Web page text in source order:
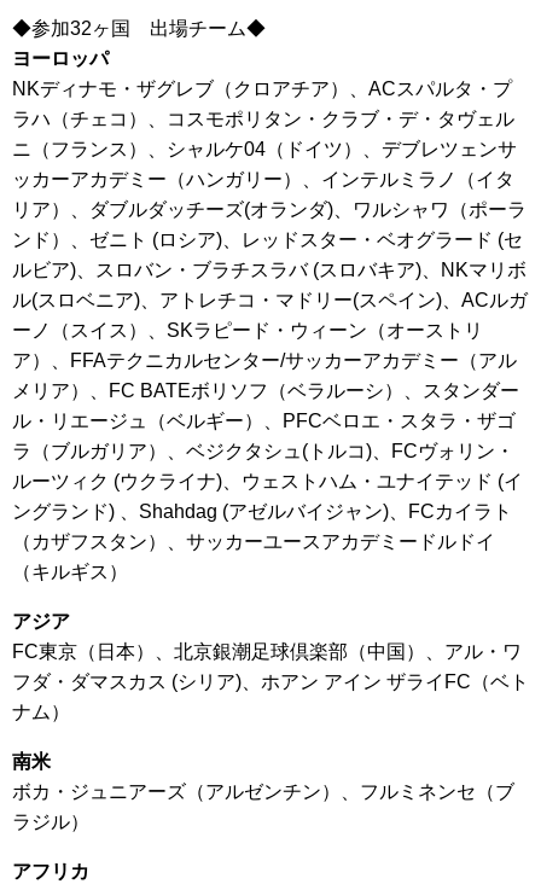
◆参加32ヶ国 出場チーム◆
ヨーロッパ
NKディナモ・ザグレブ（クロアチア）、ACスパルタ・プ
ラハ（チェコ）、コスモポリタン・クラブ・デ・タヴェル
ニ（フランス）、シャルケ04（ドイツ）、デブレツェンサ
ッカーアカデミー（ハンガリー）、インテルミラノ（イタ
リア）、ダブルダッチーズ(オランダ)、ワルシャワ（ポーラ
ンド）、ゼニト (ロシア)、レッドスター・ベオグラード (セ
ルビア)、スロバン・ブラチスラバ (スロバキア)、NKマリボ
ル(スロベニア)、アトレチコ・マドリー(スペイン)、ACルガ
ーノ（スイス）、SKラピード・ウィーン（オーストリ
ア）、FFAテクニカルセンター/サッカーアカデミー（アル
メリア）、FC BATEボリソフ（ベラルーシ）、スタンダー
ル・リエージュ（ベルギー）、PFCベロエ・スタラ・ザゴ
ラ（ブルガリア）、ベジクタシュ(トルコ)、FCヴォリン・
ルーツィク (ウクライナ)、ウェストハム・ユナイテッド (イ
ングランド) 、Shahdag (アゼルバイジャン)、FCカイラト
（カザフスタン）、サッカーユースアカデミードルドイ
（キルギス）
アジア
FC東京（日本）、北京銀潮足球倶楽部（中国）、アル・ワ
フダ・ダマスカス (シリア)、ホアン アイン ザライFC（ベト
ナム）
南米
ボカ・ジュニアーズ（アルゼンチン）、フルミネンセ（ブ
ラジル）
アフリカ